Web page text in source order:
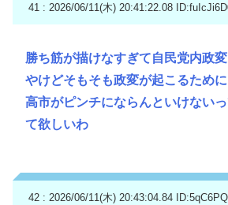
41 : 2026/06/11(木) 20:41:22.08
勝ち筋が描けなすぎて自民党内政
やけどそもそも政変が起こるため
高市がピンチにならんといけない
て欲しいわ
42 : 2026/06/11(木) 20:43:04.84